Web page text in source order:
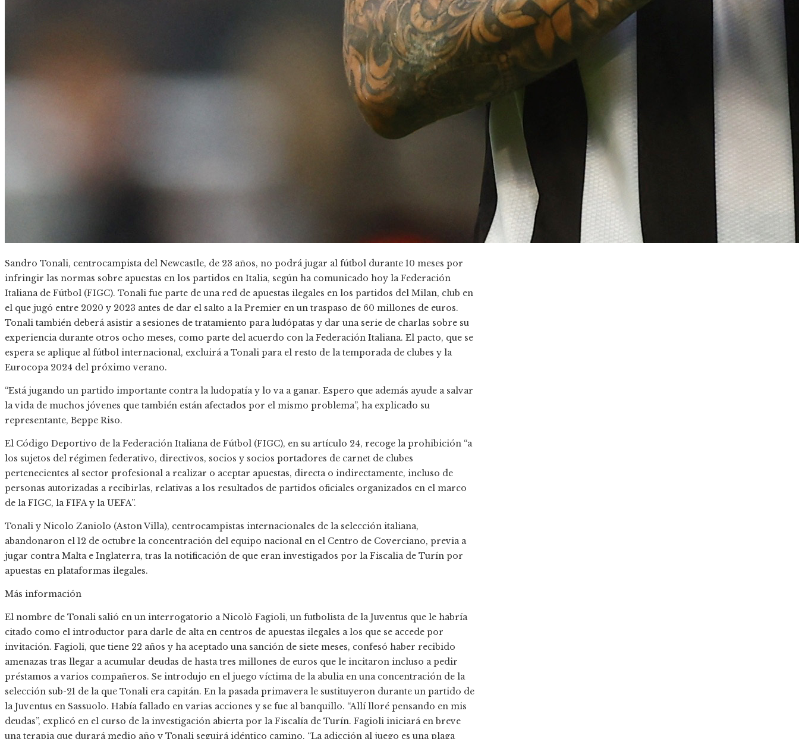
Sandro Tonali, centrocampista del Newcastle, de 23 años, no podrá jugar al fútbol durante 10 meses por
infringir las normas sobre apuestas en los partidos en Italia, según ha comunicado hoy la Federación
Italiana de Fútbol (FIGC). Tonali fue parte de una red de apuestas ilegales en los partidos del Milan, club en
el que jugó entre 2020 y 2023 antes de dar el salto a la Premier en un traspaso de 60 millones de euros.
Tonali también deberá asistir a sesiones de tratamiento para ludópatas y dar una serie de charlas sobre su
experiencia durante otros ocho meses, como parte del acuerdo con la Federación Italiana. El pacto, que se
espera se aplique al fútbol internacional, excluirá a Tonali para el resto de la temporada de clubes y la
Eurocopa 2024 del próximo verano.
“Está jugando un partido importante contra la ludopatía y lo va a ganar. Espero que además ayude a salvar
la vida de muchos jóvenes que también están afectados por el mismo problema”, ha explicado su
representante, Beppe Riso.
El Código Deportivo de la Federación Italiana de Fútbol (FIGC), en su artículo 24, recoge la prohibición “a
los sujetos del régimen federativo, directivos, socios y socios portadores de carnet de clubes
pertenecientes al sector profesional a realizar o aceptar apuestas, directa o indirectamente, incluso de
personas autorizadas a recibirlas, relativas a los resultados de partidos oficiales organizados en el marco
de la FIGC, la FIFA y la UEFA”.
Tonali y Nicolo Zaniolo (Aston Villa), centrocampistas internacionales de la selección italiana,
abandonaron el 12 de octubre la concentración del equipo nacional en el Centro de Coverciano, previa a
jugar contra Malta e Inglaterra, tras la notificación de que eran investigados por la Fiscalia de Turín por
apuestas en plataformas ilegales.
Más información
El nombre de Tonali salió en un interrogatorio a Nicolò Fagioli, un futbolista de la Juventus que le habría
citado como el introductor para darle de alta en centros de apuestas ilegales a los que se accede por
invitación. Fagioli, que tiene 22 años y ha aceptado una sanción de siete meses, confesó haber recibido
amenazas tras llegar a acumular deudas de hasta tres millones de euros que le incitaron incluso a pedir
préstamos a varios compañeros. Se introdujo en el juego víctima de la abulia en una concentración de la
selección sub-21 de la que Tonali era capitán. En la pasada primavera le sustituyeron durante un partido de
la Juventus en Sassuolo. Había fallado en varias acciones y se fue al banquillo. “Allí lloré pensando en mis
deudas”, explicó en el curso de la investigación abierta por la Fiscalía de Turín. Fagioli iniciará en breve
una terapia que durará medio año y Tonali seguirá idéntico camino. “La adicción al juego es una plaga